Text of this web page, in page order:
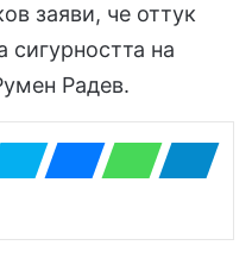
заяви, че оттук
сигурността на
Радев.